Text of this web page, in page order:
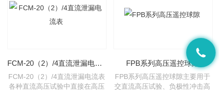
FCM-20（2）/4直流泄漏电流表
FCM-20（2）/4直流泄漏电流表
各种直流高压试验中直接在高压
FPB系列高压遥控球隙
FPB系列高压遥控球隙主要用于
交直流高压试验、负极性冲击高